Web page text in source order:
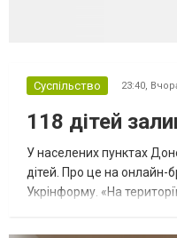
Суспільство 23:40,
118 дітей
У населених пунктах
дітей. Про це на
Укрінформу. «На